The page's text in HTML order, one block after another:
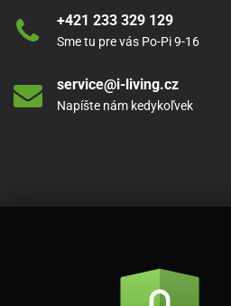
+421 233 329 129
Sme tu pre vás Po-Pi 9-16
service@i-living.cz
Napíšte nám kedykoľvek